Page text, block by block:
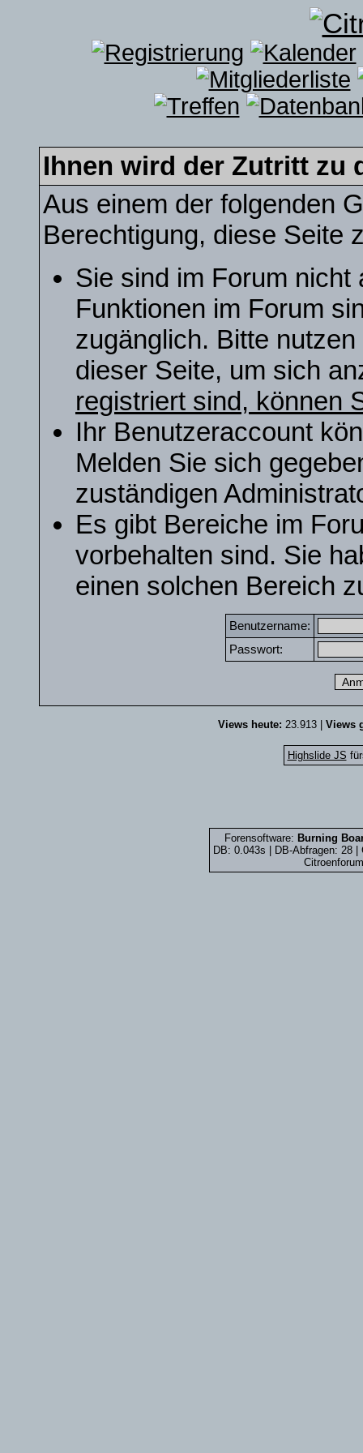
Ihnen wird der Zutritt zu
Aus einem der folgenden
Berechtigung, diese Seite
Sie sind im Forum nicht
Funktionen im Forum
zugänglich. Bitte
dieser Seite, um sich
registriert sind, können
Ihr Benutzeraccount
Melden Sie sich
zuständigen
Es gibt Bereiche im
vorbehalten sind. Sie
einen solchen Bereich
Benutzername:
Passwort:
Views heute: 23.913 | Views
Highslide JS
Forensoftware: Burning
DB: 0.043s | DB-Abfragen: 28